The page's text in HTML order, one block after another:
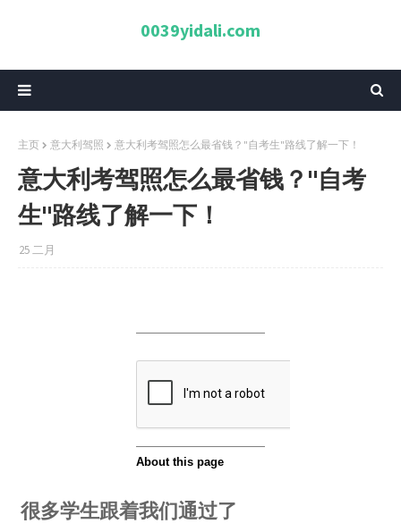
0039yidali.com
主页 意大利驾照 意大利考驾照怎么最省钱？"自考生"路线了解一下！
意大利考驾照怎么最省钱？"自考
生"路线了解一下！
25 二月
很多学生跟着我们通过了